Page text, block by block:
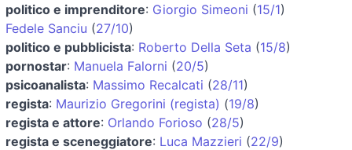
politico e imprenditore: Giorgio Simeoni (15/1)
Fedele Sanciu (27/10)
politico e pubblicista: Roberto Della Seta (15/8)
pornostar: Manuela Falorni (20/5)
psicoanalista: Massimo Recalcati (28/11)
regista: Maurizio Gregorini (regista) (19/8)
regista e attore: Orlando Forioso (28/5)
regista e sceneggiatore: Luca Mazzieri (22/9)